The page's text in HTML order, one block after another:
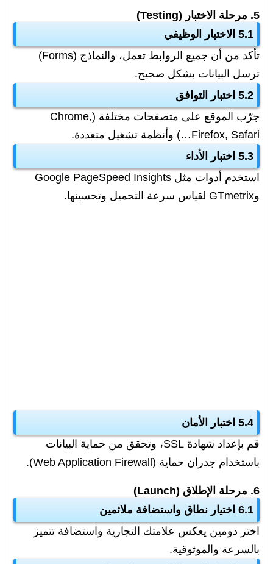
5. مرحلة الاختبار (Testing)
5.1 الاختبار الوظيفي
تأكد من أن جميع الروابط تعمل، والنماذج (Forms)
ترسل البيانات بشكل صحيح.
5.2 اختبار التوافق
جرّب الموقع على متصفحات مختلفة (Chrome,
Firefox, Safari…) وأنظمة تشغيل متعددة.
5.3 اختبار الأداء
استخدم أدوات مثل Google PageSpeed Insights
وGTmetrix لقياس سرعة التحميل وتحسينها.
5.4 اختبار الأمان
قم بإعداد شهادة SSL، وتحقق من حماية البيانات
باستخدام جدران حماية (Web Application Firewall).
6. مرحلة الإطلاق (Launch)
6.1 اختيار نطاق واستضافة ملائمين
اختر دومين يعكس علامتك التجارية واستضافة تتميز
بالسرعة والموثوقية.